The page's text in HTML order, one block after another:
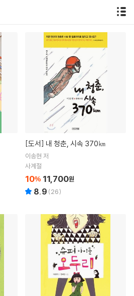
[도서] 내 청춘, 시속 370㎞
이송현 저
사계절
10% 11,700원
8.9 (26)